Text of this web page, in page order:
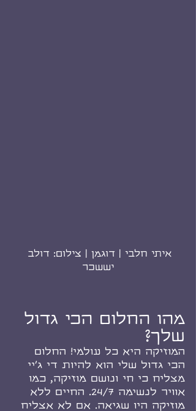
איתי חלבי | דוגמן | צילום: דולב
יששכר
מהו החלום הכי גדול
שלך?
המוזיקה היא כל עולמי! החלום
הכי גדול שלי הוא להיות די ג'יי
מצליח כי חי ונושם מוזיקה, כמו
אוויר לנשימה 24/7. החיים ללא
מוזיקה היו שגיאה. אם לא אצליח